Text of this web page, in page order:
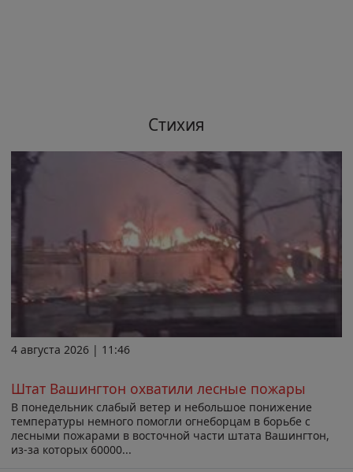
Стихия
4 августа 2026 | 11:46
Штат Вашингтон охватили лесные пожары
В понедельник слабый ветер и небольшое понижение
температуры немного помогли огнеборцам в борьбе с
лесными пожарами в восточной части штата Вашингтон,
из-за которых 60000...